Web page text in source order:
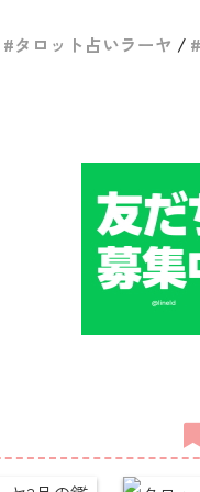
タロット占いラーヤ